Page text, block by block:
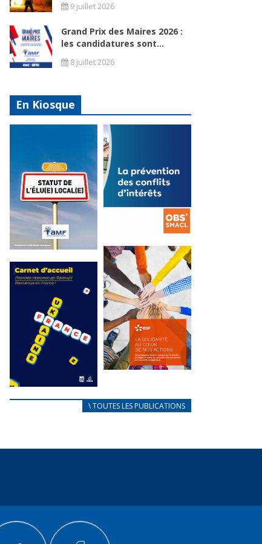
9 juillet 2026
Grand Prix des Maires 2026 :
les candidatures sont...
8 juillet 2026
En Kiosque
Statut de
l’élu local
Mise à jour avril
2024
FEUILLETER
La
prévention
des conflits
d’intérêts
18 septembre 2023
FEUILLETER
au coeur de
nos actions
en France,...
FEUILLETER
\ TOUTES LES PUBLICATIONS